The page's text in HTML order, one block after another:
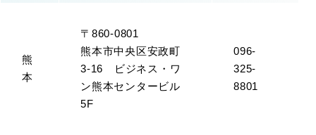
熊
本
〒860-0801
熊本市中央区安政町
3-16 ビジネス・ワ
ン熊本センタービル
5F
096-
325-
8801